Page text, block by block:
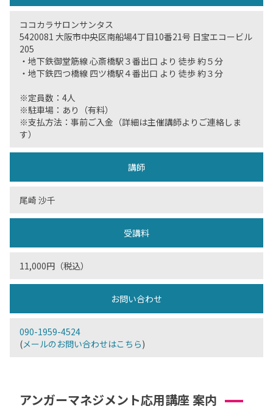
ココカラサロンサンタス
5420081 大阪市中央区南船場4丁目10番21号 日宝エコービル
205
・地下鉄御堂筋線 心斎橋駅３番出口 より 徒歩 約５分
・地下鉄四つ橋線 四ツ橋駅４番出口 より 徒歩 約３分
※定員数：4人
※駐車場：あり（有料）
※支払方法：事前ご入金（詳細は主催講師よりご連絡しま
す）
講師
尾崎 沙千
受講料
11,000円（税込）
お問い合わせ
090-1959-4524
(メールのお問い合わせはこちら)
アンガーマネジメント応用講座 案内